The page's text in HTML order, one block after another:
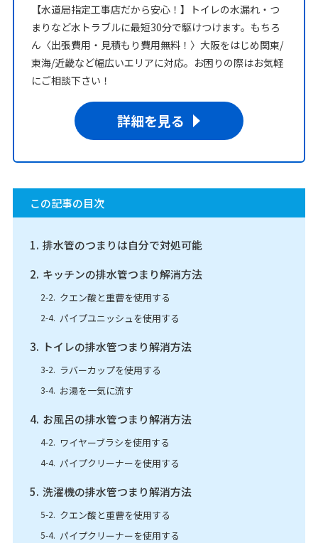
【水道局指定工事店だから安心！】トイレの水漏れ・つ
まりなど水トラブルに最短30分で駆けつけます。もちろ
ん〈出張費用・見積もり費用無料！〉大阪をはじめ関東/
東海/近畿など幅広いエリアに対応。お困りの際はお気軽
にご相談下さい！
詳細を見る
この記事の目次
排水管のつまりは自分で対処可能
キッチンの排水管つまり解消方法
クエン酸と重曹を使用する
パイプユニッシュを使用する
トイレの排水管つまり解消方法
ラバーカップを使用する
お湯を一気に流す
お風呂の排水管つまり解消方法
ワイヤーブラシを使用する
パイプクリーナーを使用する
洗濯機の排水管つまり解消方法
クエン酸と重曹を使用する
パイプクリーナーを使用する